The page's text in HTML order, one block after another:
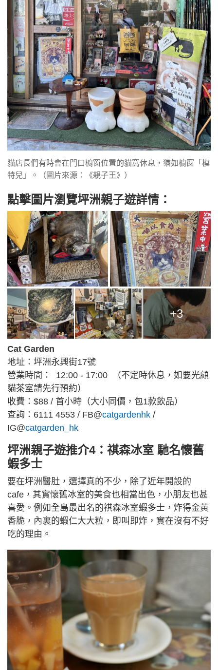
貓店長們有時會在門口櫥窗位置的貓窩休息，猶如櫥窗「模
特兒」。（圖片來源：《親子王》）
點擊圖片瀏覽坪洲親子遊詳情：
+3
Cat Garden
地址：坪洲永興街17號
營業時間： 12:00 - 17:00 （不定時休息，如要光顧
貓茶室請先行預約）
收費：$88 / 首小時（大小同價，包1款飲品）
查詢：6111 4553 / FB@catgardenhk /
IG@catgarden_hk
坪洲親子遊推介4：祺森冰室 馳名懷舊
蝦多士
要在坪洲醫肚，選擇真的不少，除了近年開設的
cafe，其實懷舊冰室的美食也相當出色，小朋友也甚
喜愛。例如全島最出名的祺森冰室蝦多士，炸得金黃
香脆，內裏的蝦仁大大粒，即叫即炸，實在沒有不好
吃的理由。